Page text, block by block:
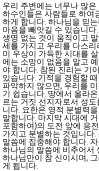
우리 주변에는 너무나 많
하수인들은 사람들로 하여
하게 합니다. 하나님을 믿
마음을 빼앗길 수 있습니
생명 없는 것이 움직이고
세를 가지고 우리를 다스리
미 우상이 가득한 시대를
에는 소망이 없음을 알고
야 합니다. 참된 진리는 기
있습니다. 기적을 경험할
파악하지 않으면, 우리를
기 쉽습니다. 땅에서 올라
르는 거짓 선지자로서 성
니다. 요한은 영적 분별력
말합니다. 마지막 시대에
포함하여)의 도전 앞에 응
가지고 분별하는 것입니다
말씀에 집중해야 합니다.
하나님의 말씀에 비추어서
하나님만이 참 신이시며,
게 됩니다.